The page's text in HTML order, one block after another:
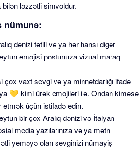
ləzzətli simvoldur.
nümunə:
dənizi tətili və ya hər hansı digər
emojisi postunuza vizual maraq
vaxt sevgi və ya minnətdarlığı ifadə
💛 kimi ürək emojiləri ilə. Ondan kiməsə
üçün istifadə edin.
bir çox Aralıq dənizi və İtalyan
media yazılarınıza və ya mətn
yeməyə olan sevginizi nümayiş